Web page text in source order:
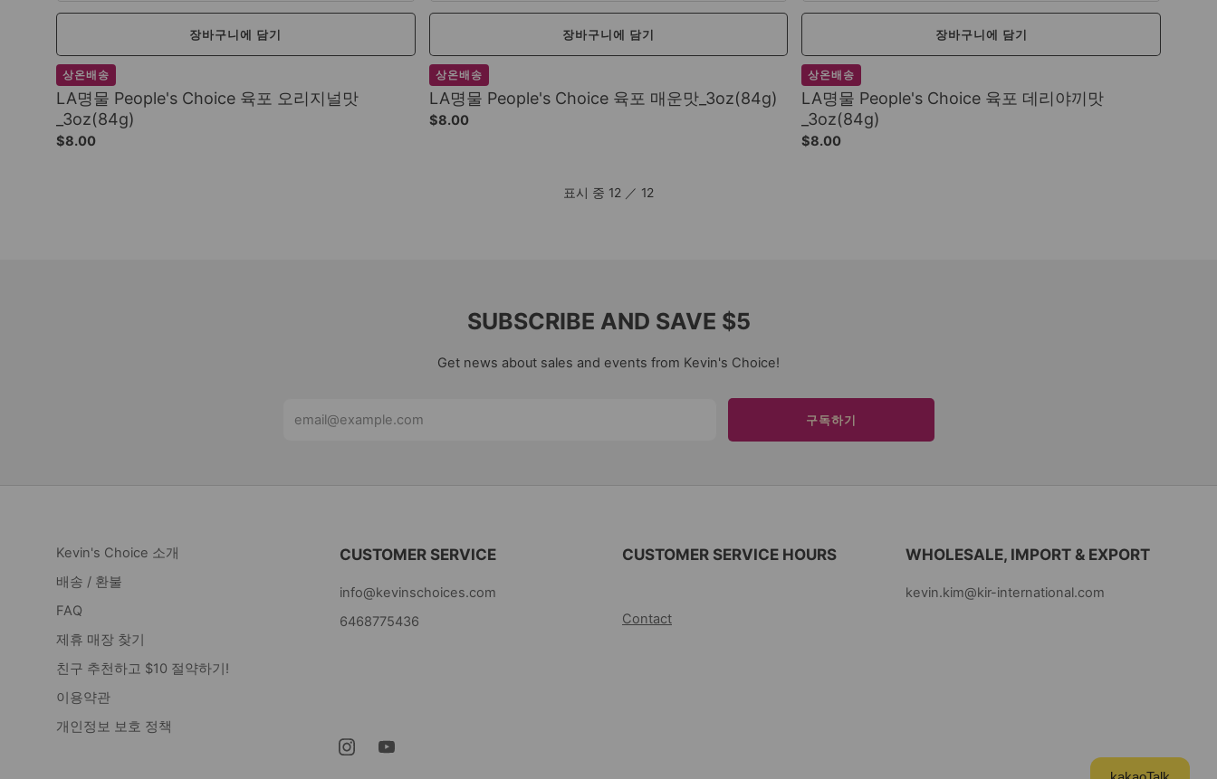
장바구니에 담기
상온배송
LA명물 People's Choice 육포 오리지널맛
_3oz(84g)
$8.00
장바구니에 담기
상온배송
LA명물 People's Choice 육포 매운맛_3oz(84g)
$8.00
장바구니에 담기
상온배송
LA명물 People's Choice 육포 데리야끼맛
_3oz(84g)
$8.00
표시 중 12 ／ 12
SUBSCRIBE AND SAVE $5
Get news about sales and events from Kevin's Choice!
구독하기
Kevin's Choice 소개
배송 / 환불
FAQ
제휴 매장 찾기
친구 추천하고 $10 절약하기!
이용약관
개인정보 보호 정책
CUSTOMER SERVICE
info@kevinschoices.com
6468775436
CUSTOMER SERVICE HOURS
Contact
WHOLESALE, IMPORT & EXPORT
kevin.kim@kir-international.com